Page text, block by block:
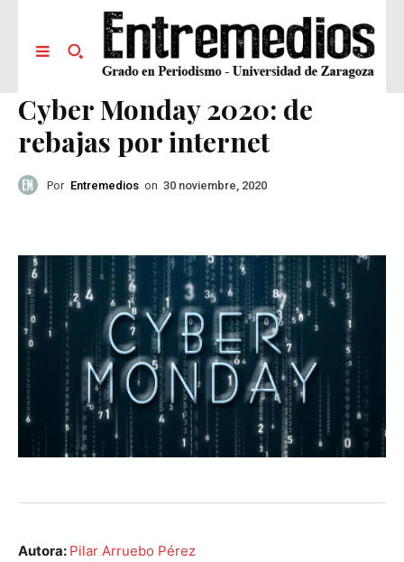
Cyber Monday 2020: de
rebajas por internet
Por Entremedios on 30 noviembre, 2020
Autora: Pilar Arruebo Pérez